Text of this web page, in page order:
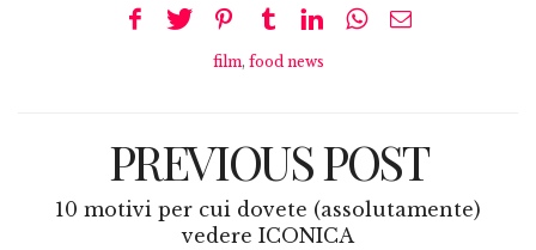
film, food news
PREVIOUS POST
10 motivi per cui dovete (assolutamente)
vedere ICONICA